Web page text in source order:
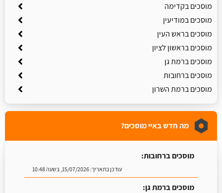
מוסכים בקדימה
מוסכים במודיעין
מוסכים בראש העין
מוסכים בראשון לציון
מוסכים ברמת גן
מוסכים ברחובות
מוסכים ברמת השרון
מה חדש באיי מוסכים?
מוסכים ברחובות:
עודכן בתאריך:15/07/2026, בשעה 10:48
מוסכים ברמת גן: